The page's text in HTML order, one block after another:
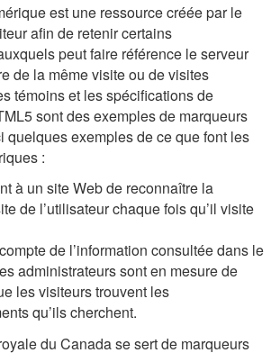
est une ressource créée par le
afin de retenir certains
peut faire référence le serveur
de la même visite ou de visites
témoins et les spécifications de
sont des exemples de marqueurs
quelques exemples de ce que font les
:
à un site Web de reconnaître la
de l’utilisateur chaque fois qu’il visite
de l’information consultée dans le
administrateurs sont en mesure de
les visiteurs trouvent les
qu’ils cherchent.
du Canada se sert de marqueurs